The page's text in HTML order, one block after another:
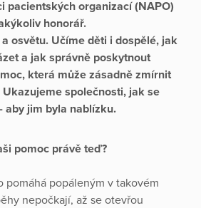
pacientských organizací (NAPO)
honorář.
osvětu. Učíme děti i dospělé, jak
a jak správně poskytnout
která může zásadně zmírnit
společnosti, jak se
aby jim byla nablízku.
pomoc právě teď?
pomáhá popáleným v takovém
nepočkají, až se otevřou